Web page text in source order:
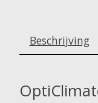
Beschrijving